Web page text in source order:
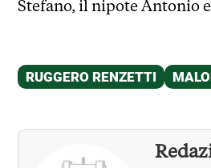
Stefano, il nipote Antonio